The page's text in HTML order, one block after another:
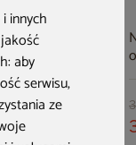
innych
aby
serwisu,
ze